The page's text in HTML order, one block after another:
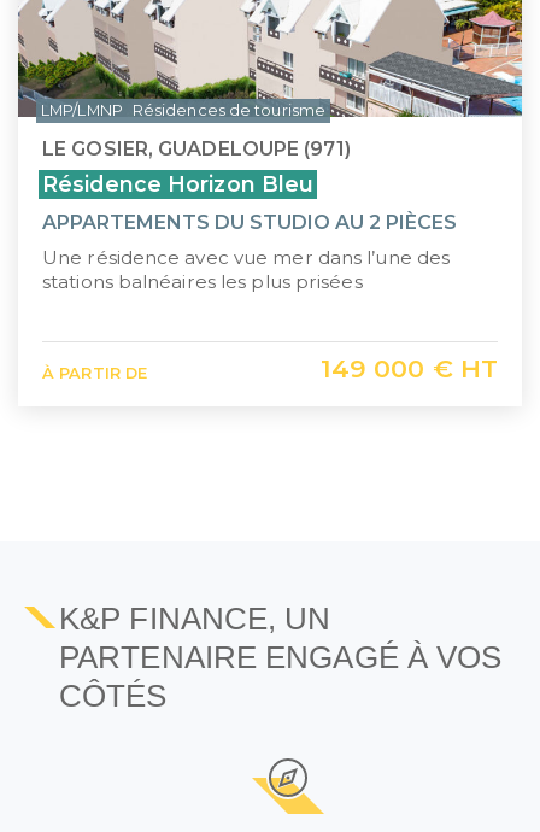
LE GOSIER, GUADELOUPE (971)
Résidence Horizon Bleu
APPARTEMENTS DU STUDIO AU 2 PIÈCES
Une résidence avec vue mer dans l’une des
stations balnéaires les plus prisées
À PARTIR DE 149 000 € HT
LMP/LMNP Résidences de tourisme
K&P FINANCE, UN
PARTENAIRE ENGAGÉ À VOS
CÔTÉS